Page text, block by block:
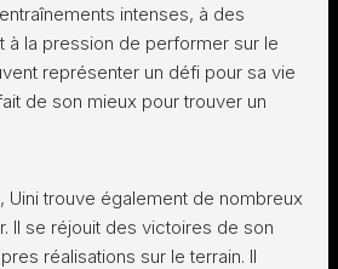
intenses, à des
à la pression de performer sur le
représenter un défi pour sa vie
de son mieux pour trouver un
Uini trouve également de nombreux
Il se réjouit des victoires de son
réalisations sur le terrain. Il